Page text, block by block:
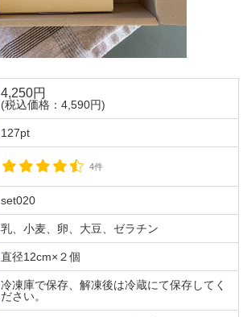
4,250円
(税込価格：4,590円)
127pt
4件
set020
乳、小麦、卵、大豆、ゼラチン
直径12cm×２個
冷凍庫で保存、解凍後は冷蔵にて保存してく
ださい。